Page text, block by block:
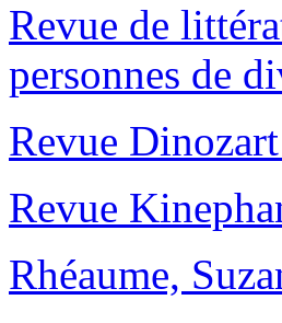
Revue de
personnes de
Revue
Revue
Rhéaume,